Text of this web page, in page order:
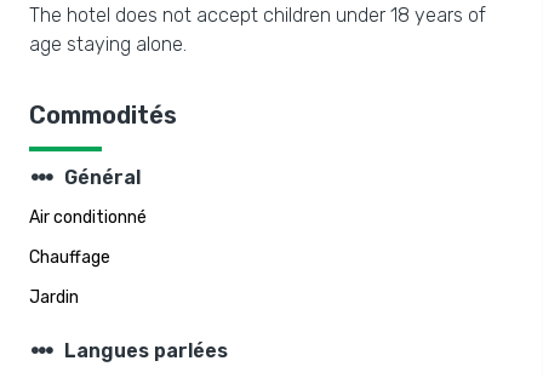
The hotel does not accept children under 18 years of
age staying alone.
Commodités
steppers Général
Air conditionné
Chauffage
Jardin
steppers Langues parlées